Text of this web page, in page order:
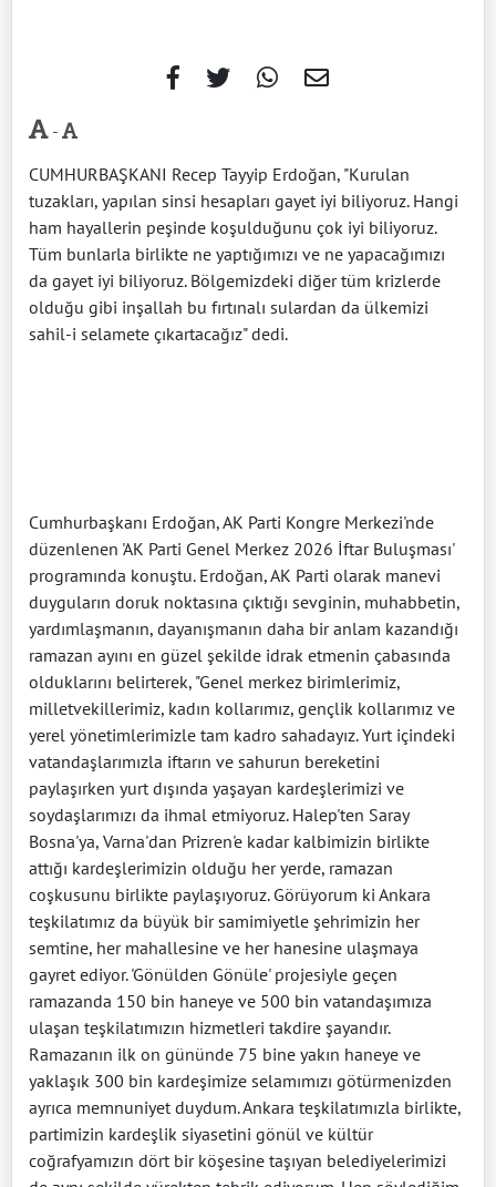
-
CUMHURBAŞKANI Recep Tayyip Erdoğan, "Kurulan
tuzakları, yapılan sinsi hesapları gayet iyi biliyoruz. Hangi
ham hayallerin peşinde koşulduğunu çok iyi biliyoruz.
Tüm bunlarla birlikte ne yaptığımızı ve ne yapacağımızı
da gayet iyi biliyoruz. Bölgemizdeki diğer tüm krizlerde
olduğu gibi inşallah bu fırtınalı sulardan da ülkemizi
sahil-i selamete çıkartacağız" dedi.
Cumhurbaşkanı Erdoğan, AK Parti Kongre Merkezi'nde
düzenlenen 'AK Parti Genel Merkez 2026 İftar Buluşması'
programında konuştu. Erdoğan, AK Parti olarak manevi
duyguların doruk noktasına çıktığı sevginin, muhabbetin,
yardımlaşmanın, dayanışmanın daha bir anlam kazandığı
ramazan ayını en güzel şekilde idrak etmenin çabasında
olduklarını belirterek, "Genel merkez birimlerimiz,
milletvekillerimiz, kadın kollarımız, gençlik kollarımız ve
yerel yönetimlerimizle tam kadro sahadayız. Yurt içindeki
vatandaşlarımızla iftarın ve sahurun bereketini
paylaşırken yurt dışında yaşayan kardeşlerimizi ve
soydaşlarımızı da ihmal etmiyoruz. Halep'ten Saray
Bosna'ya, Varna'dan Prizren'e kadar kalbimizin birlikte
attığı kardeşlerimizin olduğu her yerde, ramazan
coşkusunu birlikte paylaşıyoruz. Görüyorum ki Ankara
teşkilatımız da büyük bir samimiyetle şehrimizin her
semtine, her mahallesine ve her hanesine ulaşmaya
gayret ediyor. 'Gönülden Gönüle' projesiyle geçen
ramazanda 150 bin haneye ve 500 bin vatandaşımıza
ulaşan teşkilatımızın hizmetleri takdire şayandır.
Ramazanın ilk on gününde 75 bine yakın haneye ve
yaklaşık 300 bin kardeşimize selamımızı götürmenizden
ayrıca memnuniyet duydum. Ankara teşkilatımızla birlikte,
partimizin kardeşlik siyasetini gönül ve kültür
coğrafyamızın dört bir köşesine taşıyan belediyelerimizi